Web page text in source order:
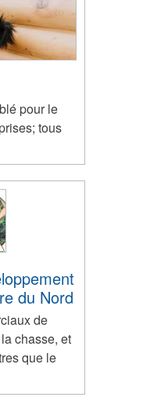
pour le
tous
du Nord
de
chasse, et
que le